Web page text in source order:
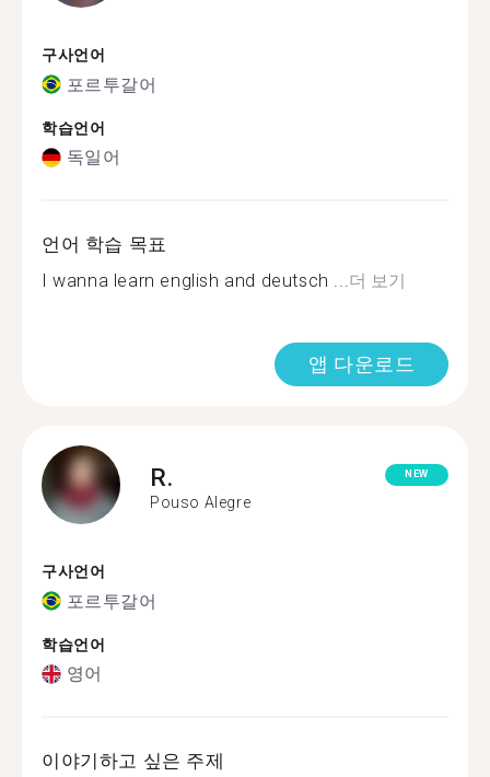
구사언어
포르투갈어
학습언어
독일어
언어 학습 목표
I wanna learn english and deutsch ...더 보기
앱 다운로드
R.
Pouso Alegre
NEW
구사언어
포르투갈어
학습언어
영어
이야기하고 싶은 주제